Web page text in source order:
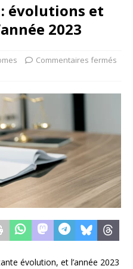
évolutions et
2023
Commentaires fermés
évolution, et l’année 2023